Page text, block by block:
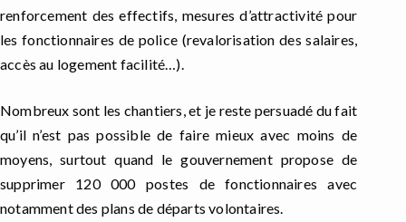
renforcement des effectifs, mesures d’attractivité pour
les fonctionnaires de police (revalorisation des salaires,
accès au logement facilité…).
Nombreux sont les chantiers, et je reste persuadé du fait
qu’il n’est pas possible de faire mieux avec moins de
moyens, surtout quand le gouvernement propose de
supprimer 120 000 postes de fonctionnaires avec
notamment des plans de départs volontaires.